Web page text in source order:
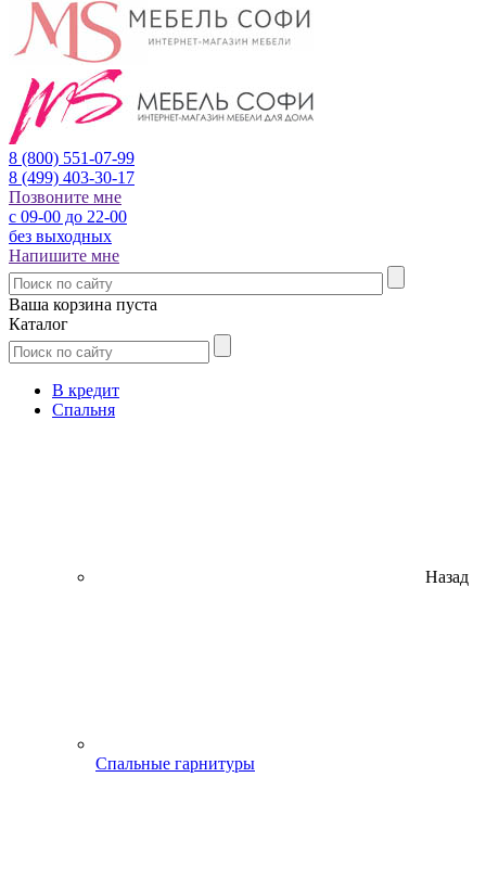
8 (800) 551-07-99
8 (499) 403-30-17
Позвоните мне
с 09-00 до 22-00
без выходных
Напишите мне
Ваша корзина пуста
Каталог
В кредит
Спальня
Назад
Спальные гарнитуры